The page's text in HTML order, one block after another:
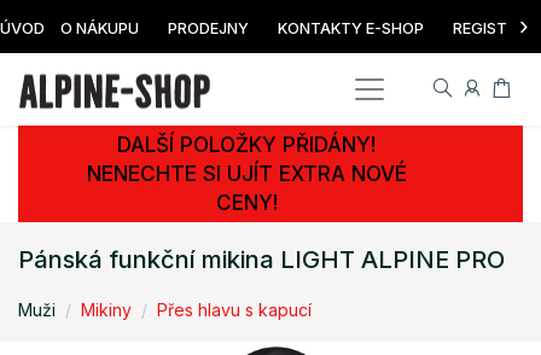
ÚVOD O NÁKUPU PRODEJNY KONTAKTY E-SHOP ›
DALŠÍ POLOŽKY PŘIDÁNY!
NENECHTE SI UJÍT EXTRA NOVÉ
CENY!
Pánská funkční mikina LIGHT ALPINE PRO
Muži Mikiny Přes hlavu s kapucí